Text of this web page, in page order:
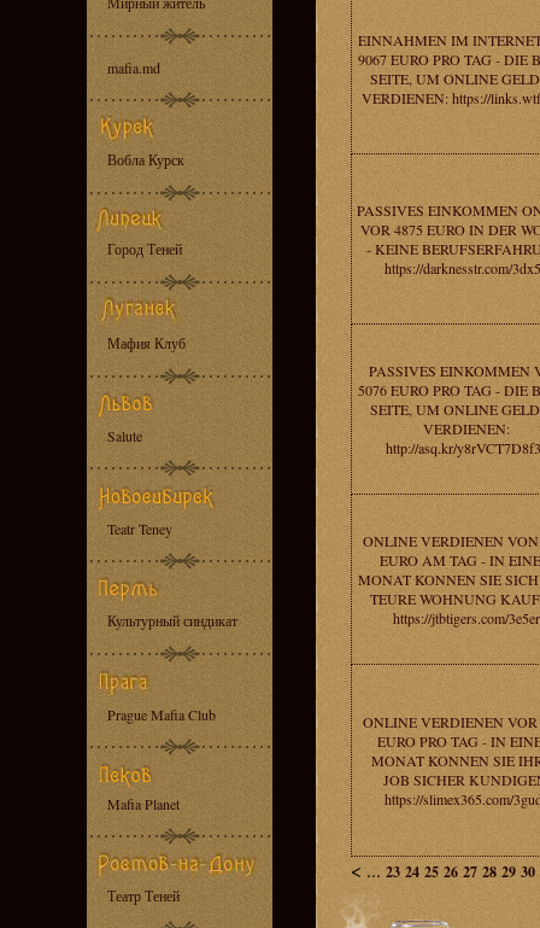
mafia.md
Вобла Курск
Город Теней
Мафия Клуб
Salute
Teatr Teney
Культурный синдикат
Prague Mafia Club
Mafia Planet
Театр Теней
EINNAHMEN IM
9067 EURO PRO TAG - DIE
SEITE, UM ONLINE
VERDIENEN: https://
PASSIVES EINKOMMEN
VOR 4875 EURO IN DER
- KEINE
https://darknesstr.com/
PASSIVES EINKOMMEN
5076 EURO PRO TAG - DIE
SEITE, UM ONLINE
VERDIENEN:
http://asq.kr/
ONLINE VERDIENEN VON
EURO AM TAG - IN
MONAT KONNEN SIE
TEURE WOHNUNG
https://jtbtigers.com/3e5er
ONLINE VERDIENEN VOR
EURO PRO TAG - IN
MONAT KONNEN SIE
JOB SICHER
https://slimex365.com/
< ...23 24 25 26 27 28 29 30